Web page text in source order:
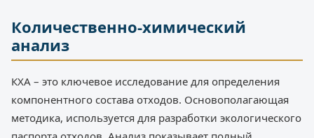
Количественно-химический
анализ
КХА – это ключевое исследование для определения
компонентного состава отходов. Основополагающая
методика, используется для разработки экологического